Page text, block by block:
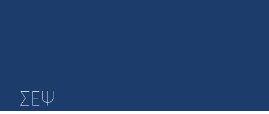
ΣΕΨ